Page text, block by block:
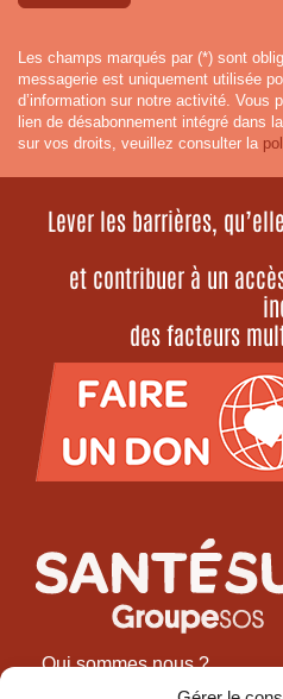
Les champs marqués par (*) sont
messagerie est uniquement utilisée
d’information sur notre activité. Vous
lien de désabonnement intégré dans
sur vos droits, veuillez consulter la
Lever les barrières,
et contribuer à un
des facteurs
Qui sommes nous ?
Nos programmes